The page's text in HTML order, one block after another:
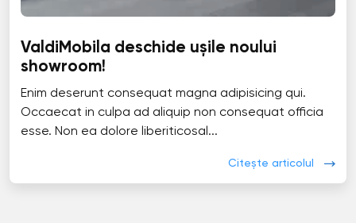
ValdiMobila deschide ușile noului
showroom!
Enim deserunt consequat magna adipisicing qui.
Occaecat in culpa ad aliquip non consequat officia
esse. Non ea dolore liberiticosal...
Citește articolul